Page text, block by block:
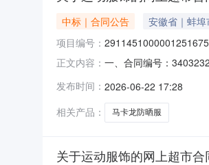
中标｜合同公告 安徽省｜蚌
项目编号： 2911451000001251675
正文内容： 一、合同编号：
阳路283号联系方式：
发布时间： 2026-06-22 17:28
相关产品：
马卡龙防晒服
关于运动服饰的网上超市合